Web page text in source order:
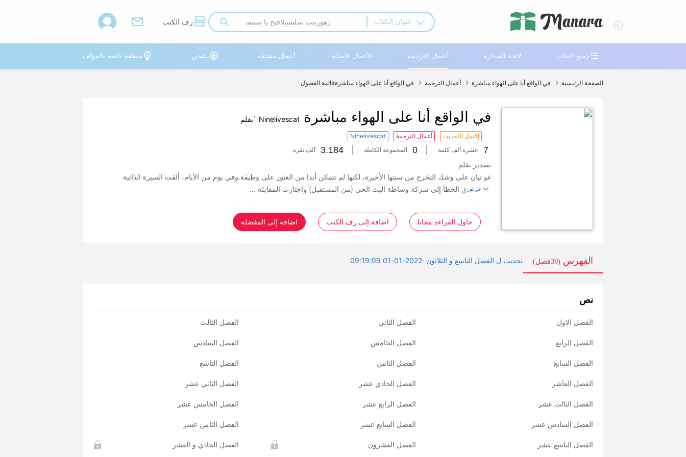
عنوان الكتاب 
رف الكتب 
جميع الفئات لائحة الصدارة أعمال الترجمة الأعمال الأصلية أعمال مشتقة يشحن منطقة خاصة بالمؤلف
الصفحة الرئيسية  أعمال الترجمة  في الواقع أنا على الهواء مباشرة  في الواقع أنا على الهواء مباشرةقائمة الفصول
في الواقع أنا على الهواء مباشرة Ninelivescat `بقلم
 عرض
إكتمل التحديث أعمال الترجمة Ninelivescat
7 عشرة ألف كلمة 0 المجموعة الكاملة 3.184 ألف نقرة
تصدیر بقلم
غو تیان على وشك التخرج من سنتھا الأخیرة، لكنھا لم تتمكن أبدا من العثور على وظیفة.وفي یوم من الأیام، ألقت السیرة الذاتیة
عن طریق الخطأ إلى شركة وساطة البث الحي (من المستقبل) واجتازت المقابلة ...
من المستقبل في الوقت الحقیقي.تبین أن الإفطار ھو عصي دماغ التوفو.ھناك شعور قوي بالعصر.یبدو لذیذا أكثر بكثیر من
وجبات البروتین المغذیة الاصطناعیة.فقد كانت المرأة ترتدي ثیابارجعیة، بنطلون الجینز، وقمصان، وما إلى ذلك ".ھذا النوع
إن الجمیع لم یتمكنوا من تحمل ھذا في ذلك الوقت. ھل ھذا صحیح؟"
حاول القراءة مجانا اضافة إلى رف الكتب اضافة إلى المفضلة
الفهرس (39فصل) تحديث ل الفصل التاسع و الثلاثون ·
2022-01-01 09:19:09
نص
الفصل الاول الفصل الثاني الفصل الثالث
الفصل الرابع الفصل الخامس الفصل السادس
الفصل السابع الفصل الثامن الفصل التاسع
الفصل العاشر الفصل الحادي عشر الفصل الثاني عشر
الفصل الثالث عشر الفصل الرابع عشر الفصل الخامس عشر
الفصل السادس عشر الفصل السابع عشر الفصل الثامن عشر
الفصل التاسع عشر الفصل العشرون الفصل الحادي و العشر